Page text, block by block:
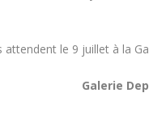
attendent le 9 juillet à la
Galerie